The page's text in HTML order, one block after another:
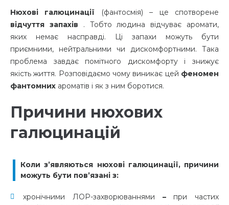
Нюхові галюцинації
(фантосмія) – це спотворене
відчуття запахів . Тобто людина відчуває аромати,
яких немає насправді. Ці запахи можуть бути
приємними, нейтральними чи дискомфортними. Така
проблема завдає помітного дискомфорту і знижує
якість життя. Розповідаємо чому виникає цей феномен
фантомних ароматів і як з ним боротися.
Причини нюхових
галюцинацій
Коли з’являються нюхові галюцинації, причини
можуть бути пов’язані з:
хронічними ЛОР-захворюваннями – при частих